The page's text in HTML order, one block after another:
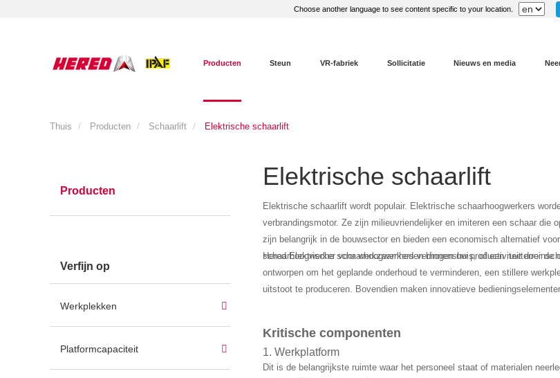
Choose another language to see content specific to your location.
Producten Steun VR-fabriek Sollicitatie Nieuws en media
Thuis Producten Schaarlift Elektrische schaarlift
Producten
Verfijn op
Werkplekken
Platformcapaciteit
Elektrische schaarlift
Elektrische schaarlift wordt populair. Elektrische schaarhoogwerkers
verbrandingsmotor. Ze zijn milieuvriendelijker en imiteren een schaar die
zijn belangrijk in de bouwsector en bieden een economisch alternatief
schaarhoogwerker voor werkzaamheden binnenshuis, of een
Hered Elektrische schaarhoogwerkers verhogen uw productiviteit door
ontworpen om het geplande onderhoud te verminderen, een stillere
uitstoot te produceren. Bovendien maken innovatieve
Kritische componenten
1. Werkplatform
Dit is de belangrijkste ruimte waar het personeel staat of materialen